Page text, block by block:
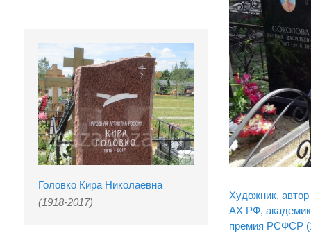
Головко Кира Николаевна
(1918-2017)
Художник,
АХ РФ,
премия РСФСР